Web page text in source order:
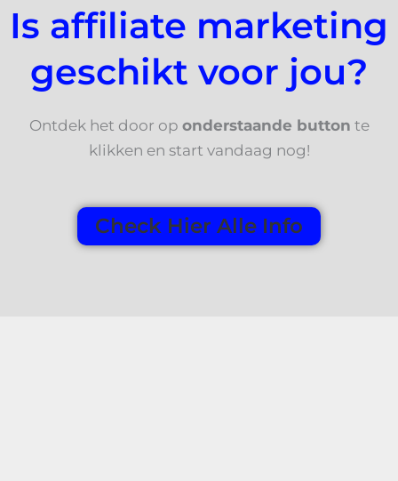
Is affiliate marketing
geschikt voor jou?
Ontdek het door op onderstaande button te
klikken en start vandaag nog!
Check Hier Alle Info